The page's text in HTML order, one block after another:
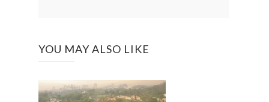
YOU MAY ALSO LIKE